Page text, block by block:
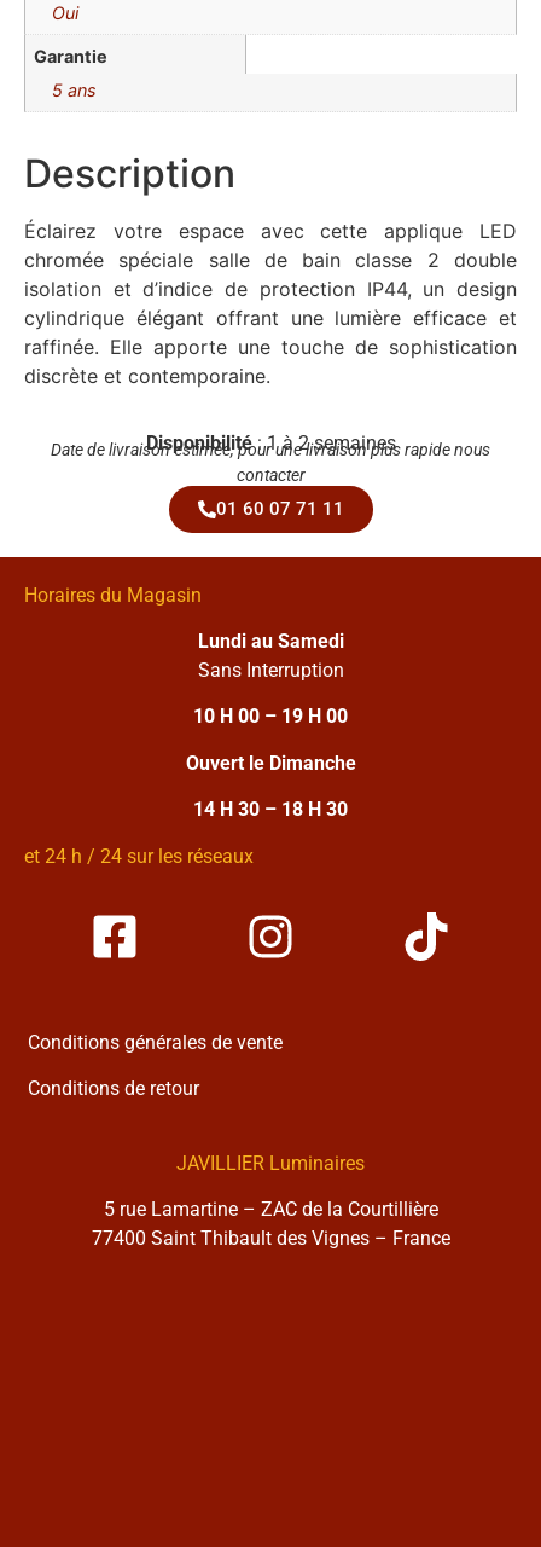
Oui
Garantie
5 ans
Description
Éclairez votre espace avec cette applique LED
chromée spéciale salle de bain classe 2 double
isolation et d’indice de protection IP44, un design
cylindrique élégant offrant une lumière efficace et
raffinée. Elle apporte une touche de sophistication
discrète et contemporaine.
Disponibilité: 1 à 2 semaines
Date de livraison estimée, pour une livraison plus rapide nous
contacter
01 60 07 71 11
Horaires du Magasin
Lundi au Samedi
Sans Interruption
10 H 00 – 19 H 00
Ouvert le Dimanche
14 H 30 – 18 H 30
et 24 h / 24 sur les réseaux
Conditions générales de vente
Conditions de retour
JAVILLIER Luminaires
5 rue Lamartine – ZAC de la Courtillière
77400 Saint Thibault des Vignes – France